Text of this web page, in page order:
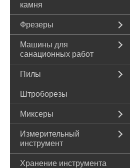
камня
Фрезеры
Машины для
санационных работ
Пилы
Штроборезы
Миксеры
Измерительный
инструмент
Хранение инструмента